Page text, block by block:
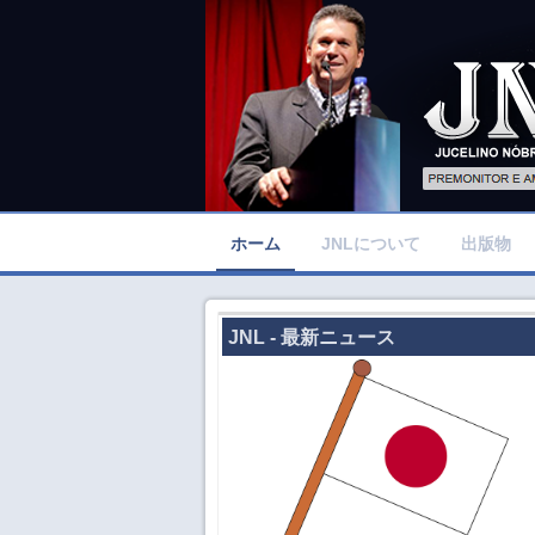
ホーム JNLについて 出版物
JNL - 最新ニュース